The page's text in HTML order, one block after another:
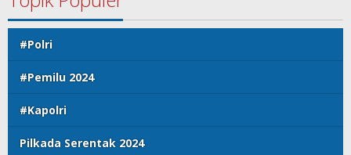
#Polri
#Pemilu 2024
#Kapolri
Pilkada Serentak 2024